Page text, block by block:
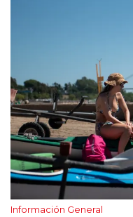
Información General